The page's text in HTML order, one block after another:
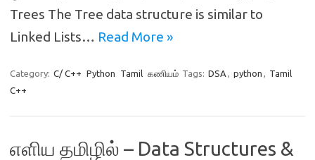
Trees The Tree data structure is similar to
Linked Lists… Read More »
Category: C/ C++ Python Tamil கணியம் Tags: DSA , python , Tamil
C++
எளிய தமிழில் – Data Structures &